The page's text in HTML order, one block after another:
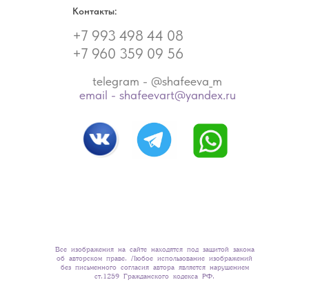
+7 993 498 44 08
+7 960 359 09 56
Контакты:
telegram - @shafeeva_m
email - shafeevart@yandex.ru
Все изображения на сайте находятся под защитой закона
об авторском праве. Любое использование изображений
без письменного согласия автора является нарушением
ст.1259 Гражданского кодекса РФ.